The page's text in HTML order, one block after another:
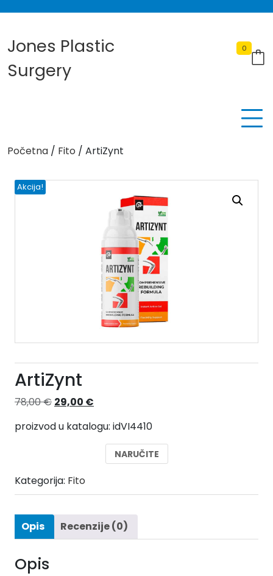
Jones Plastic
Surgery
0
Početna / Fito / ArtiZynt
Akcija!
ArtiZynt
78,00€ Izvorna
bila
29,00 €
je:
29,00 €.
proizvod u katalogu: idVI4410
NARUČITE
Kategorija: Fito
Opis Recenzije (0)
Opis